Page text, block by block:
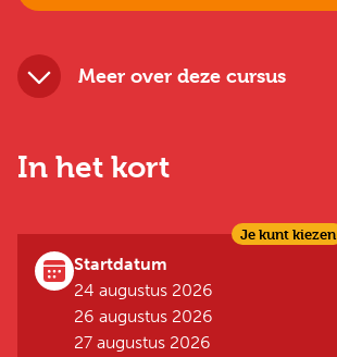
Meer over deze cursus
In het kort
Je kunt kiezen
Startdatum
24 augustus 2026
26 augustus 2026
27 augustus 2026